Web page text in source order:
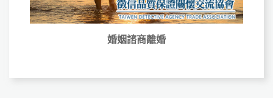
婚姻諮商離婚